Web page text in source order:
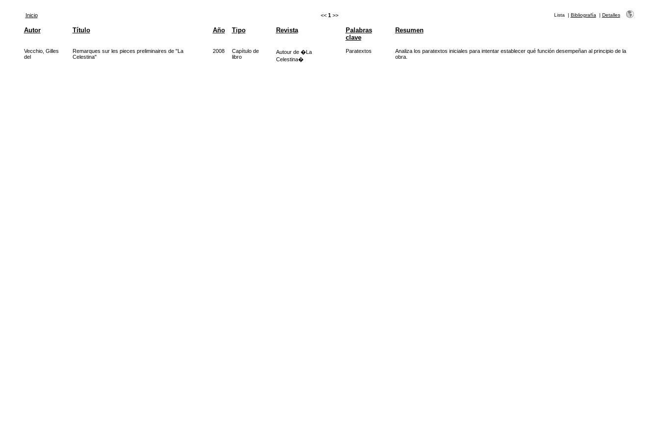
Inicio << 1 >> Lista | Bibliografía | Detalles
Autor Título Año Tipo Revista
Palabras
clave
Resumen
Vecchio, Gilles
del
Remarques sur les pieces preliminaires de "La
Celestina"
2008
Capítulo de
libro
Autour de �La
Celestina�
Paratextos
Analiza los paratextos iniciales para intentar establecer qué función desempeñan al principio de la
obra.